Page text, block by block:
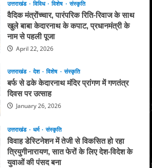
उत्तराखंड विविध विशेष संस्कृति
वैदिक मंत्रोंच्चार, पारंपरिक रिति-रिवाज के साथ
खुले बाबा केदारनाथ के कपाट, प्रधानमंत्री के
नाम से पहली पूजा
April 22, 2026
उत्तराखंड देश विशेष संस्कृति
बर्फ से ढके केदारनाथ मंदिर प्रांगण में गणतंत्र
दिवस पर उत्साह
January 26, 2026
उत्तराखंड धर्म संस्कृति
विवाह डेस्टिनेशन में तेजी से विकसित हो रहा
त्रियुगीनारायण, सात फेरों के लिए देश-विदेश के
युवाओं की पंसद बना